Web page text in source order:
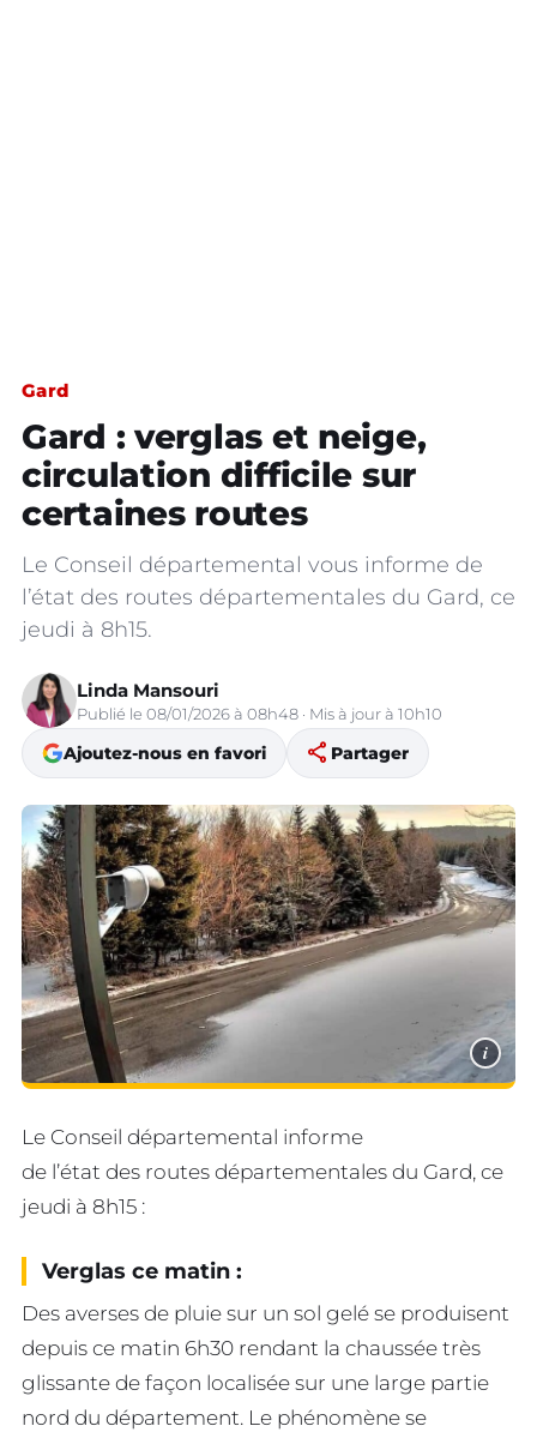
Gard
Gard : verglas et neige,
circulation difficile sur
certaines routes
Le Conseil départemental vous informe de
l’état des routes départementales du Gard, ce
jeudi à 8h15.
Linda Mansouri
Publié le 08/01/2026 à 08h48 · Mis à jour à 10h10
Ajoutez-nous en favori share Partager
i
Le Conseil départemental informe
de l’état des routes départementales du Gard, ce
jeudi à 8h15 :
Verglas ce matin :
Des averses de pluie sur un sol gelé se produisent
depuis ce matin 6h30 rendant la chaussée très
glissante de façon localisée sur une large partie
nord du département. Le phénomène se